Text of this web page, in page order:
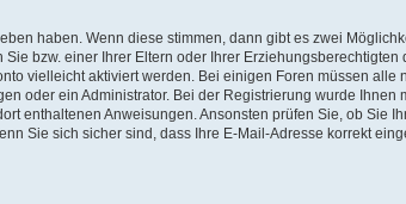
haben. Wenn diese stimmen, dann gibt es zwei
bzw. einer Ihrer Eltern oder Ihrer Erziehungsberechtigten
vielleicht aktiviert werden. Bei einigen Foren müssen alle
oder ein Administrator. Bei der Registrierung wurde Ihnen
enthaltenen Anweisungen. Ansonsten prüfen Sie, ob Sie
Sie sich sicher sind, dass Ihre E-Mail-Adresse korrekt